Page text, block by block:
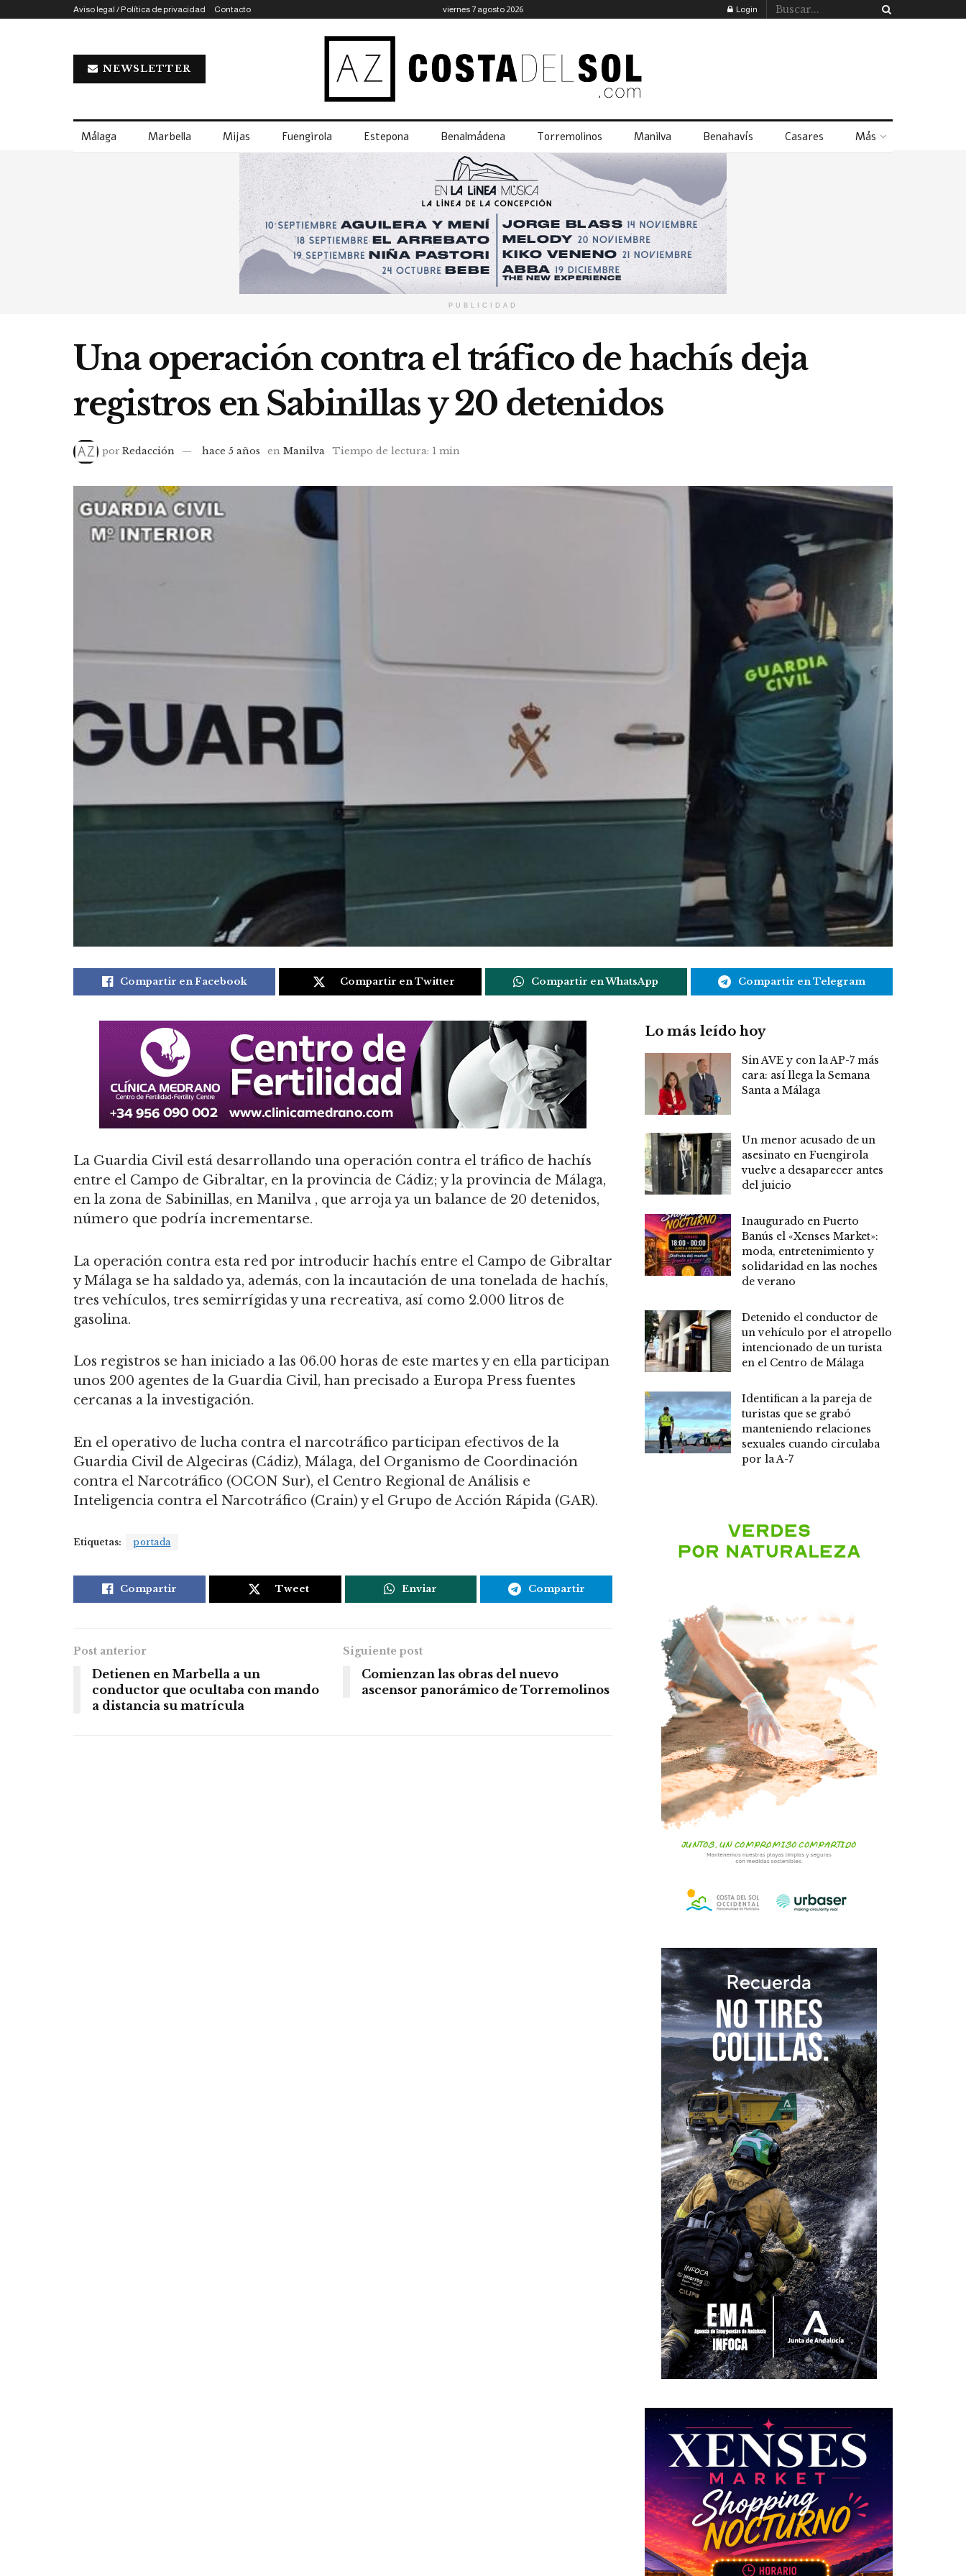
Aviso legal / Política de privacidad Contacto viernes 7 agosto 2026 Login
NEWSLETTER
Málaga Marbella Mijas Fuengirola Estepona Benalmádena Torremolinos Manilva Benahavís Casares Más
PUBLICIDAD
Una operación contra el tráfico de hachís deja
registros en Sabinillas y 20 detenidos
por Redacción hace 5 años en Manilva Tiempo de lectura: 1 min
Compartir en Facebook Compartir en Twitter Compartir en WhatsApp Compartir en Telegram
La Guardia Civil está desarrollando una operación contra el tráfico de hachís
entre el Campo de Gibraltar, en la provincia de Cádiz; y la provincia de Málaga,
en la zona de Sabinillas, en Manilva , que arroja ya un balance de 20 detenidos,
número que podría incrementarse.
La operación contra esta red por introducir hachís entre el Campo de Gibraltar
y Málaga se ha saldado ya, además, con la incautación de una tonelada de hachís,
tres vehículos, tres semirrígidas y una recreativa, así como 2.000 litros de
gasolina.
Los registros se han iniciado a las 06.00 horas de este martes y en ella participan
unos 200 agentes de la Guardia Civil, han precisado a Europa Press fuentes
cercanas a la investigación.
En el operativo de lucha contra el narcotráfico participan efectivos de la
Guardia Civil de Algeciras (Cádiz), Málaga, del Organismo de Coordinación
contra el Narcotráfico (OCON Sur), el Centro Regional de Análisis e
Inteligencia contra el Narcotráfico (Crain) y el Grupo de Acción Rápida (GAR).
Etiquetas: portada
Compartir Tweet Enviar Compartir
Post anterior
Detienen en Marbella a un
conductor que ocultaba con mando
a distancia su matrícula
Siguiente post
Comienzan las obras del nuevo
ascensor panorámico de Torremolinos
Lo más leído hoy
Sin AVE y con la AP-7 más
cara: así llega la Semana
Santa a Málaga
Un menor acusado de un
asesinato en Fuengirola
vuelve a desaparecer antes
del juicio
Inaugurado en Puerto
Banús el «Xenses Market»:
moda, entretenimiento y
solidaridad en las noches
de verano
Detenido el conductor de
un vehículo por el atropello
intencionado de un turista
en el Centro de Málaga
Identifican a la pareja de
turistas que se grabó
manteniendo relaciones
sexuales cuando circulaba
por la A-7